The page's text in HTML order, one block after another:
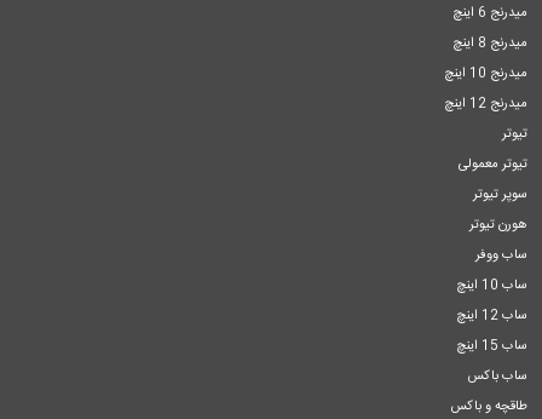
میدرنج 6 اینچ
میدرنج 8 اینچ
میدرنج 10 اینچ
میدرنج 12 اینچ
تیوتر
تیوتر معمولی
سوپر تیوتر
هورن تیوتر
ساب ووفر
ساب 10 اینچ
ساب 12 اینچ
ساب 15 اینچ
ساب باکس
طاقچه و باکس